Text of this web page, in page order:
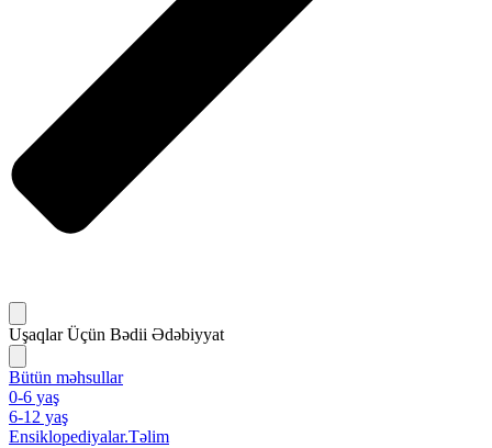
Uşaqlar Üçün Bədii Ədəbiyyat
Bütün məhsullar
0-6 yaş
6-12 yaş
Ensiklopediyalar.Təlim